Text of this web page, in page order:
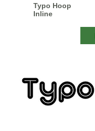
Typo Hoop
Inline